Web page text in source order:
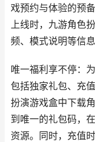
戏预约与体验的预
上线时，九游角色
频、模式说明等信
唯一福利享不停：
包括独家礼包、充
扮演游戏盒中下载
到唯一的礼包码，
资源。同时，充值